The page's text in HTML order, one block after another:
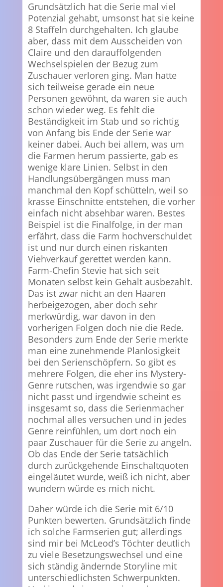
Grundsätzlich hat die Serie mal viel
Potenzial gehabt, umsonst hat sie keine
8 Staffeln durchgehalten. Ich glaube
aber, dass mit dem Ausscheiden von
Claire und den darauffolgenden
Wechselspielen der Bezug zum
Zuschauer verloren ging. Man hatte
sich teilweise gerade ein neue
Personen gewöhnt, da waren sie auch
schon wieder weg. Es fehlt die
Beständigkeit im Stab und so richtig
von Anfang bis Ende der Serie war
keiner dabei. Auch bei allem, was um
die Farmen herum passierte, gab es
wenige klare Linien. Selbst in den
Handlungsübergängen muss man
manchmal den Kopf schütteln, weil so
krasse Einschnitte entstehen, die vorher
einfach nicht absehbar waren. Bestes
Beispiel ist die Finalfolge, in der man
erfährt, dass die Farm hochverschuldet
ist und nur durch einen riskanten
Viehverkauf gerettet werden kann.
Farm-Chefin Stevie hat sich seit
Monaten selbst kein Gehalt ausbezahlt.
Das ist zwar nicht an den Haaren
herbeigezogen, aber doch sehr
merkwürdig, war davon in den
vorherigen Folgen doch nie die Rede.
Besonders zum Ende der Serie merkte
man eine zunehmende Planlosigkeit
bei den Serienschöpfern. So gibt es
mehrere Folgen, die eher ins Mystery-
Genre rutschen, was irgendwie so gar
nicht passt und irgendwie scheint es
insgesamt so, dass die Serienmacher
nochmal alles versuchen und in jedes
Genre reinfühlen, um dort noch ein
paar Zuschauer für die Serie zu angeln.
Ob das Ende der Serie tatsächlich
durch zurückgehende Einschaltquoten
eingeläutet wurde, weiß ich nicht, aber
wundern würde es mich nicht.
Daher würde ich die Serie mit 6/10
Punkten bewerten. Grundsätzlich finde
ich solche Farmserien gut; allerdings
sind mir bei McLeod’s Töchter deutlich
zu viele Besetzungswechsel und eine
sich ständig ändernde Storyline mit
unterschiedlichsten Schwerpunkten.